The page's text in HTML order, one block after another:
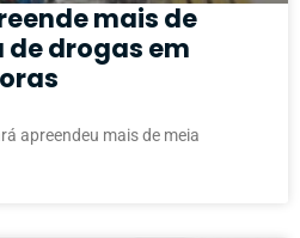
mais de
drogas em
apreendeu mais de meia